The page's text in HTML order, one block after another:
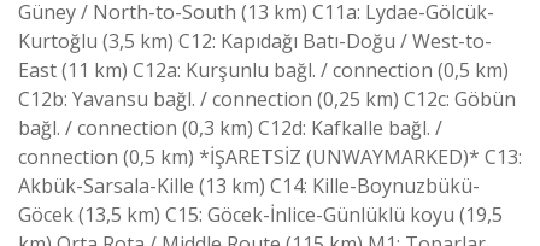
Güney / North-to-South (13 km) C11a: Lydae-Gölcük-
Kurtoğlu (3,5 km) C12: Kapıdağı Batı-Doğu / West-to-
East (11 km) C12a: Kurşunlu bağl. / connection (0,5 km)
C12b: Yavansu bağl. / connection (0,25 km) C12c: Göbün
bağl. / connection (0,3 km) C12d: Kafkalle bağl. /
connection (0,5 km) *İŞARETSİZ (UNWAYMARKED)* C13:
Akbük-Sarsala-Kille (13 km) C14: Kille-Boynuzbükü-
Göcek (13,5 km) C15: Göcek-İnlice-Günlüklü koyu (19,5